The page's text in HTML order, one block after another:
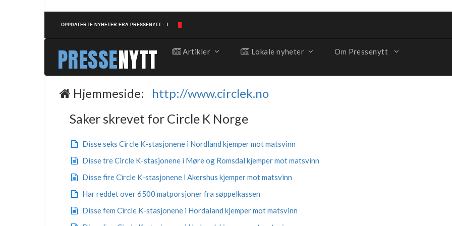
OPPDATERTE NYHETER FRA PRESSENYTT - TIL FRI BRUK.
PRESSENYTT Artikler Lokale nyheter Om Pressenytt
Hjemmeside: http://www.circlek.no
Saker skrevet for Circle K Norge
Disse seks Circle K-stasjonene i Nordland kjemper mot matsvinn
Disse tre Circle K-stasjonene i Møre og Romsdal kjemper mot matsvinn
Disse fire Circle K-stasjonene i Akershus kjemper mot matsvinn
Har reddet over 6500 matporsjoner fra søppelkassen
Disse fem Circle K-stasjonene i Hordaland kjemper mot matsvinn